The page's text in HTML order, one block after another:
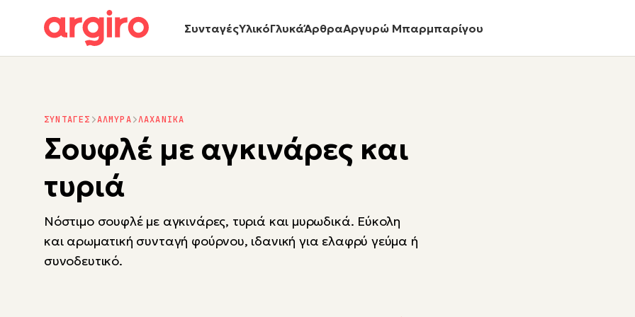
ΣυνταγέςΥλικόΓλυκάΆρθραΑργυρώ Μπαρμπαρίγου
ΣΥΝΤΑΓΕΣ ΑΛΜΥΡΑ ΛΑΧΑΝΙΚΑ
Σουφλέ με αγκινάρες και
τυριά
Νόστιμο σουφλέ με αγκινάρες, τυριά και μυρωδικά. Εύκολη
και αρωματική συνταγή φούρνου, ιδανική για ελαφρύ γεύμα ή
συνοδευτικό.